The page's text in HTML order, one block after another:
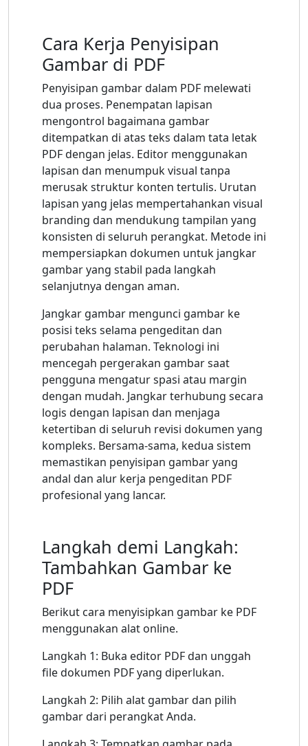
Cara Kerja Penyisipan
Gambar di PDF
Penyisipan gambar dalam PDF melewati
dua proses. Penempatan lapisan
mengontrol bagaimana gambar
ditempatkan di atas teks dalam tata letak
PDF dengan jelas. Editor menggunakan
lapisan dan menumpuk visual tanpa
merusak struktur konten tertulis. Urutan
lapisan yang jelas mempertahankan visual
branding dan mendukung tampilan yang
konsisten di seluruh perangkat. Metode ini
mempersiapkan dokumen untuk jangkar
gambar yang stabil pada langkah
selanjutnya dengan aman.
Jangkar gambar mengunci gambar ke
posisi teks selama pengeditan dan
perubahan halaman. Teknologi ini
mencegah pergerakan gambar saat
pengguna mengatur spasi atau margin
dengan mudah. Jangkar terhubung secara
logis dengan lapisan dan menjaga
ketertiban di seluruh revisi dokumen yang
kompleks. Bersama-sama, kedua sistem
memastikan penyisipan gambar yang
andal dan alur kerja pengeditan PDF
profesional yang lancar.
Langkah demi Langkah:
Tambahkan Gambar ke
PDF
Berikut cara menyisipkan gambar ke PDF
menggunakan alat online.
Langkah 1: Buka editor PDF dan unggah
file dokumen PDF yang diperlukan.
Langkah 2: Pilih alat gambar dan pilih
gambar dari perangkat Anda.